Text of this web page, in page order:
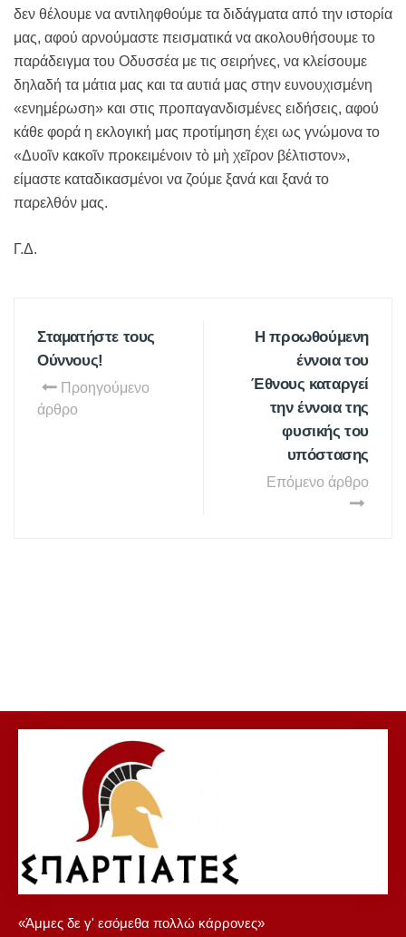
δεν θέλουμε να αντιληφθούμε τα διδάγματα από την ιστορία
μας, αφού αρνούμαστε πεισματικά να ακολουθήσουμε το
παράδειγμα του Οδυσσέα με τις σειρήνες, να κλείσουμε
δηλαδή τα μάτια μας και τα αυτιά μας στην ευνουχισμένη
«ενημέρωση» και στις προπαγανδισμένες ειδήσεις, αφού
κάθε φορά η εκλογική μας προτίμηση έχει ως γνώμονα το
«Δυοῖν κακοῖν προκειμένοιν τὸ μὴ χεῖρον βέλτιστον»,
είμαστε καταδικασμένοι να ζούμε ξανά και ξανά το
παρελθόν μας.
Γ.Δ.
Σταματήστε τους
Ούννους!
Προηγούμενο
άρθρο
Η προωθούμενη
έννοια του
Έθνους καταργεί
την έννοια της
φυσικής του
υπόστασης
Επόμενο άρθρο
«Άμμες δε γ' εσόμεθα πολλώ κάρρονες»